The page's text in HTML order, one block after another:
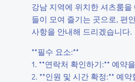
강남 지역에 위치한 셔츠룸
들이 모여 즐기는 곳으로, 편
사항을 안내해 드리겠습니다.
**필수 요소:**
1. **연락처 확인하기:** 예약
2. **인원 및 시간 확정:** 예